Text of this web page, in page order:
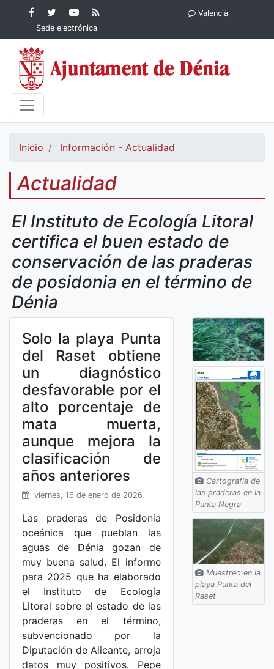
Contenido principalFacebook
Ayuntamiento de
Dénia
Ayuntamiento
de Dénia
YouTube
Ayuntamiento
de Dénia
Ayuntamiento
Sede electrónica
Valencià
Inicio Información - Actualidad
Actualidad
El Instituto de Ecología Litoral
certifica el buen estado de
conservación de las praderas
de posidonia en el término de
Dénia
Solo la playa Punta
del Raset obtiene
un diagnóstico
desfavorable por el
alto porcentaje de
mata muerta,
aunque mejora la
clasificación de
años anteriores
viernes, 16 de enero de 2026
Las praderas de Posidonia
oceánica que pueblan las
aguas de Dénia gozan de
muy buena salud. El informe
para 2025 que ha elaborado
el Instituto de Ecología
Litoral sobre el estado de las
praderas en el término,
subvencionado por la
Diputación de Alicante, arroja
datos muy positivos. Pepe
Cartografía de
las praderas en la
Punta Negra
Muestreo en la
playa Punta del
Raset